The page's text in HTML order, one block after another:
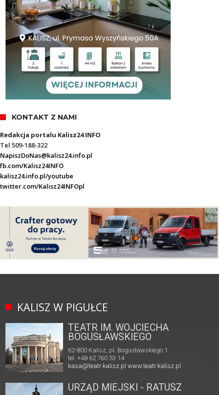
KONTAKT Z NAMI
Redakcja portalu Kalisz24 INFO
Tel 509-188-322
NapiszDoNas@kalisz24.info.pl
fb.com/Kalisz24INFO
kalisz24.info.pl/youtube
twitter.com/Kalisz24INFOpl
KALISZ W PIGUŁCE
TEATR IM. WOJCIECHA
BOGUSŁAWSKIEGO
62-800 Kalisz, pl. Bogusławskiego 1
tel. +48 62 760 53 14
kasa@teatr.kalisz.pl www.teatr.kalisz.pl
URZĄD MIEJSKI - RATUSZ